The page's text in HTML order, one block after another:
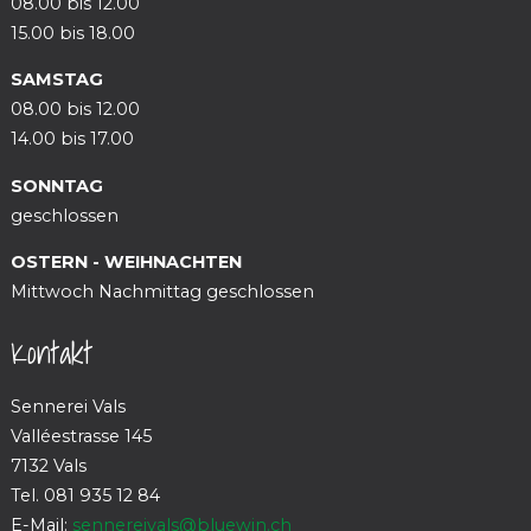
15.00 bis 18.00
SAMSTAG
08.00 bis 12.00
14.00 bis 17.00
SONNTAG
geschlossen
OSTERN - WEIHNACHTEN
Mittwoch Nachmittag geschlossen
Kontakt
Sennerei Vals
Valléestrasse 145
7132 Vals
Tel. 081 935 12 84
E-Mail: sennereivals@bluewin.ch